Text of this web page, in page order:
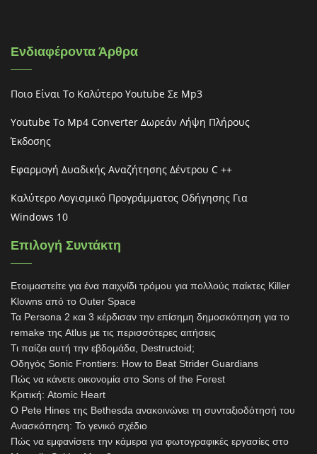
Ενδιαφέροντα Άρθρα
Ποιο Είναι Το Καλύτερο Youtube Σε Mp3
Youtube To Mp4 Converter Δωρεάν Λήψη Πλήρους
Έκδοσης
Εφαρμογή Δυαδικής Αναζήτησης Δέντρου C ++
Καλύτερο Λογισμικό Προγράμματος Οδήγησης Για
Windows 10
Επιλογή Συντάκτη
Ετοιμαστείτε για ένα παιχνίδι τρόμου για πολλούς παίκτες Killer
Klowns από το Outer Space
Τα Persona 2 και 3 κέρδισαν την επίσημη δημοσκόπηση για το
remake της Atlus με τις περισσότερες αιτήσεις
Τι παίζει αυτή την εβδομάδα, Destructoid;
Οδηγός Sonic Frontiers: How to Beat Strider Guardians
Πώς να κάνετε οικονομία στο Sons of the Forest
Κριτική: Atomic Heart
Ο Pete Hines της Bethesda ανακοινώνει τη συνταξιοδότησή του
Ανασκόπηση: Το γενικό σχέδιο
Πώς να εμφανίσετε την κάμερα για φωτογραφικές εργασίες στο